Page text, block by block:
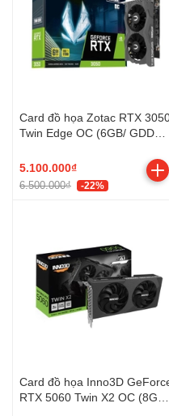
Card đồ họa Zotac RTX
Twin Edge OC (6GB/ GDDR6/
5.100.000₫
6.500.000₫ -22%
Card đồ họa Inno3D
RTX 5060 Twin X2 OC (8GB/